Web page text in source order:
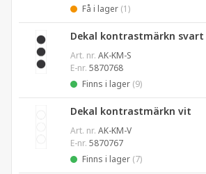
Få i lager (1)
Dekal kontrastmärkn svart
Art. nr. AK-KM-S
E-nr. 5870768
Finns i lager (9)
Dekal kontrastmärkn vit
Art. nr. AK-KM-V
E-nr. 5870767
Finns i lager (7)